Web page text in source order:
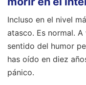
Incluso en el nivel
atasco. Es normal.
sentido del humor
has oído en diez
pánico.